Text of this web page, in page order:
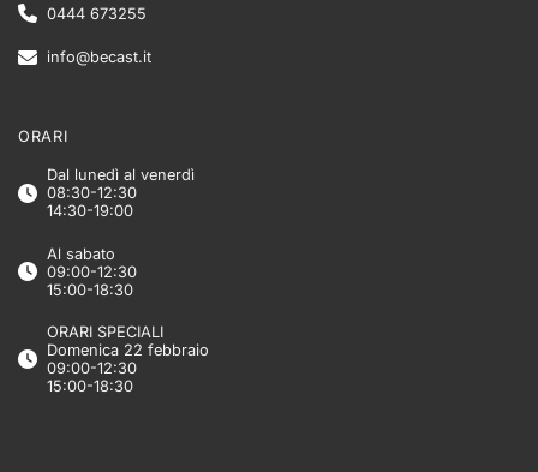
0444 673255
info@becast.it
ORARI
Dal lunedì al venerdì
08:30-12:30
14:30-19:00
Al sabato
09:00-12:30
15:00-18:30
ORARI SPECIALI
Domenica 22 febbraio
09:00-12:30
15:00-18:30